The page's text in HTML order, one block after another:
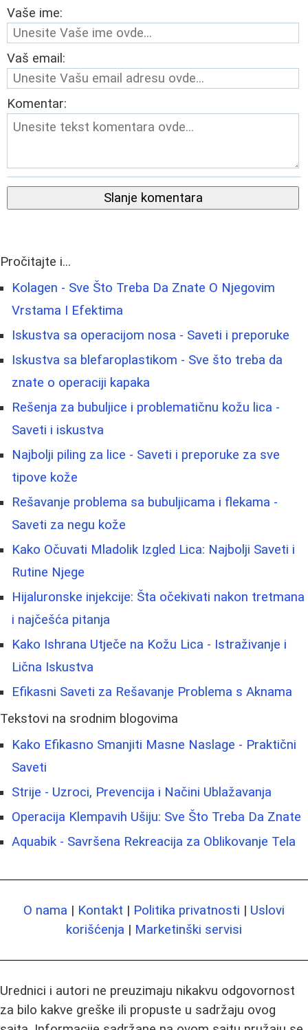
Vaše ime:
Vaš email:
Komentar:
Slanje komentara
Pročitajte i...
Kolagen - Sve Što Treba Da Znate O Njegovim
Vrstama I Efektima
Iskustva sa operacijom nosa - Saveti i preporuke
Iskustva sa blefaroplastikom - Sve što treba da
znate o operaciji kapaka
Rešenja za bubuljice i problematičnu kožu lica -
Saveti i iskustva
Najbolji piling za lice - Saveti i preporuke za sve
tipove kože
Rešavanje problema sa bubuljicama i flekama -
Saveti za negu kože
Kako Očuvati Mladolik Izgled Lica: Najbolji Saveti i
Rutine Njege
Hijaluronske injekcije: Šta očekivati nakon tretmana
i najčešća pitanja
Kako Ishrana Utječe na Kožu Lica - Istraživanje i
Lična Iskustva
Efikasni Saveti za Rešavanje Problema s Aknama
Tekstovi na srodnim blogovima
Kako Efikasno Smanjiti Masne Naslage - Praktični
Saveti
Strije - Uzroci, Prevencija i Načini Ublažavanja
Operacija Klempavih Ušiju: Sve Što Treba Da Znate
Aquabik - Savršena Rekreacija za Oblikovanje Tela
O nama | Kontakt | Politika privatnosti | Uslovi
korišćenja | Marketinški servisi
Urednici i autori ne preuzimaju nikakvu odgovornost
za bilo kakve greške ili propuste u sadržaju ovog